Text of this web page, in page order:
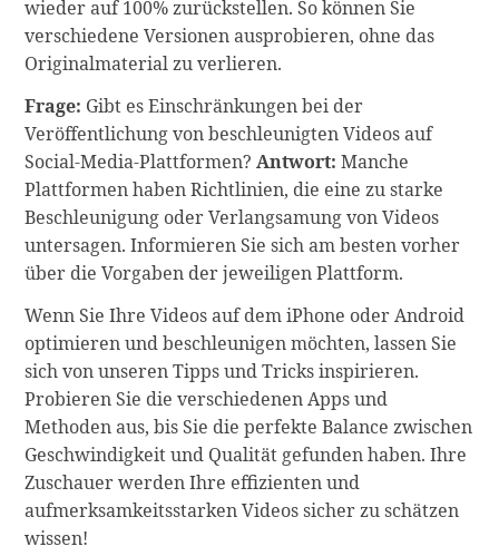
wieder auf 100% zurückstellen. So können Sie
verschiedene Versionen ausprobieren, ohne das
Originalmaterial zu verlieren.
Frage: Gibt es Einschränkungen bei der
Veröffentlichung von beschleunigten Videos auf
Social-Media-Plattformen?Antwort: Manche
Plattformen haben Richtlinien, die eine zu starke
Beschleunigung oder Verlangsamung von Videos
untersagen. Informieren Sie sich am besten vorher
über die Vorgaben der jeweiligen Plattform.
Wenn Sie Ihre Videos auf dem iPhone oder Android
optimieren und beschleunigen möchten, lassen Sie
sich von unseren Tipps und Tricks inspirieren.
Probieren Sie die verschiedenen Apps und
Methoden aus, bis Sie die perfekte Balance zwischen
Geschwindigkeit und Qualität gefunden haben. Ihre
Zuschauer werden Ihre effizienten und
aufmerksamkeitsstarken Videos sicher zu schätzen
wissen!